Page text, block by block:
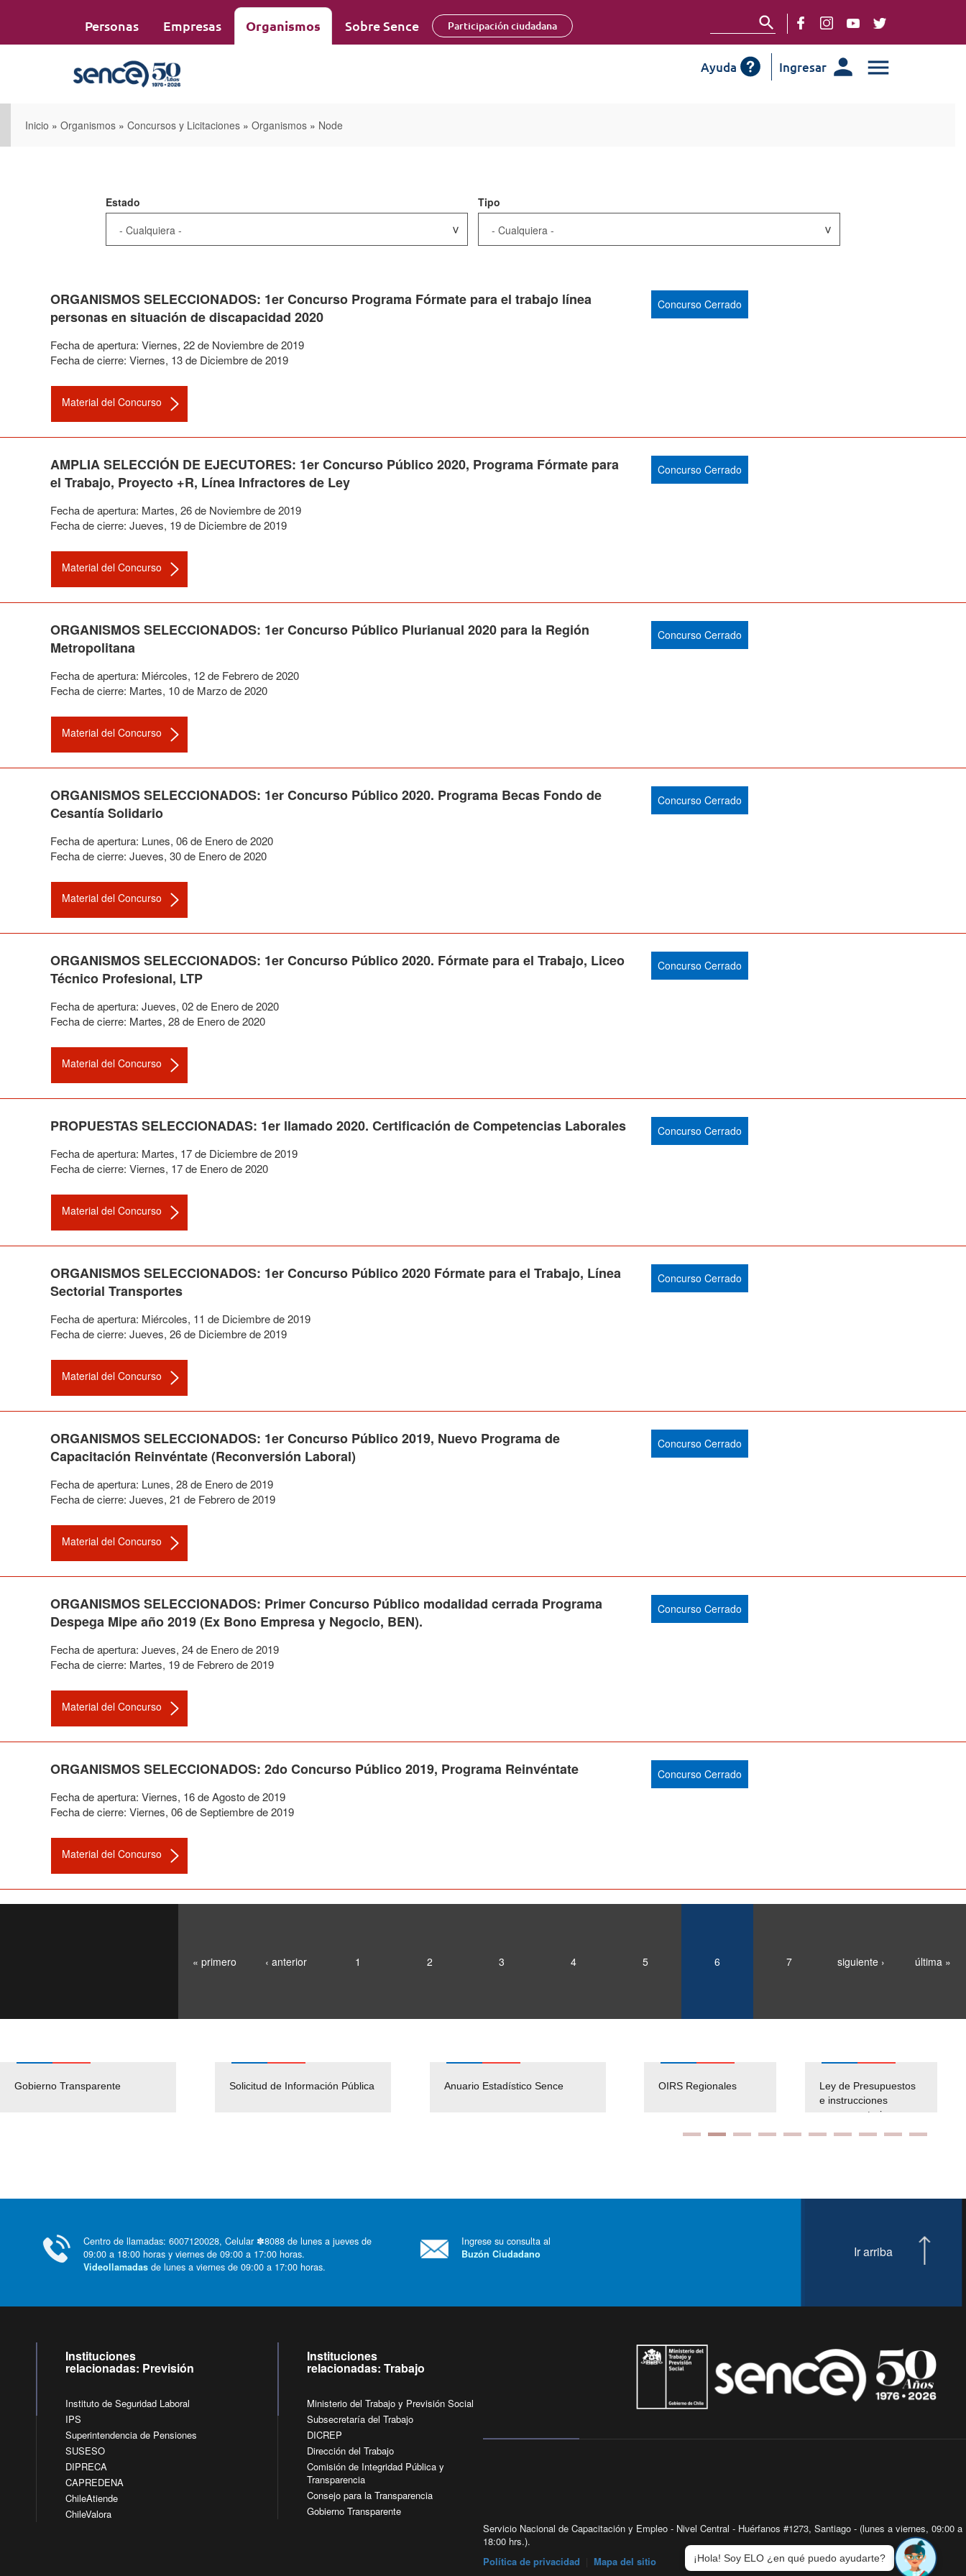
Personas Empresas Organismos Sobre Sence Participación ciudadana
Ingresar
Ayuda
Inicio » Organismos » Concursos y Licitaciones » Organismos » Node
Estado Tipo
ORGANISMOS SELECCIONADOS: 1er Concurso Programa Fórmate para el trabajo línea
personas en situación de discapacidad 2020
Fecha de apertura: Viernes, 22de Noviembrede2019
Fecha de cierre: Viernes, 13de Diciembrede2019
Material del Concurso
Concurso Cerrado
AMPLIA SELECCIÓN DE EJECUTORES: 1er Concurso Público 2020, Programa Fórmate para
el Trabajo, Proyecto +R, Línea Infractores de Ley
Fecha de apertura: Martes, 26de Noviembrede2019
Fecha de cierre: Jueves, 19de Diciembrede2019
Material del Concurso
Concurso Cerrado
ORGANISMOS SELECCIONADOS: 1er Concurso Público Plurianual 2020 para la Región
Metropolitana
Fecha de apertura: Miércoles, 12de Febrerode2020
Fecha de cierre: Martes, 10de Marzode2020
Material del Concurso
Concurso Cerrado
ORGANISMOS SELECCIONADOS: 1er Concurso Público 2020. Programa Becas Fondo de
Cesantía Solidario
Fecha de apertura: Lunes, 06de Enerode2020
Fecha de cierre: Jueves, 30de Enerode2020
Material del Concurso
Concurso Cerrado
ORGANISMOS SELECCIONADOS: 1er Concurso Público 2020. Fórmate para el Trabajo, Liceo
Técnico Profesional, LTP
Fecha de apertura: Jueves, 02de Enerode2020
Fecha de cierre: Martes, 28de Enerode2020
Material del Concurso
Concurso Cerrado
PROPUESTAS SELECCIONADAS: 1er llamado 2020. Certificación de Competencias Laborales
Fecha de apertura: Martes, 17de Diciembrede2019
Fecha de cierre: Viernes, 17de Enerode2020
Material del Concurso
Concurso Cerrado
ORGANISMOS SELECCIONADOS: 1er Concurso Público 2020 Fórmate para el Trabajo, Línea
Sectorial Transportes
Fecha de apertura: Miércoles, 11 de Diciembrede2019
Fecha de cierre: Jueves, 26de Diciembrede2019
Material del Concurso
Concurso Cerrado
ORGANISMOS SELECCIONADOS: 1er Concurso Público 2019, Nuevo Programa de
Capacitación Reinvéntate (Reconversión Laboral)
Fecha de apertura: Lunes, 28de Enerode2019
Fecha de cierre: Jueves, 21 de Febrerode2019
Material del Concurso
Concurso Cerrado
ORGANISMOS SELECCIONADOS: Primer Concurso Público modalidad cerrada Programa
Despega Mipe año 2019 (Ex Bono Empresa y Negocio, BEN).
Fecha de apertura: Jueves, 24de Enerode2019
Fecha de cierre: Martes, 19de Febrerode2019
Material del Concurso
Concurso Cerrado
ORGANISMOS SELECCIONADOS: 2do Concurso Público 2019, Programa Reinvéntate
Fecha de apertura: Viernes, 16deAgostode2019
Fecha de cierre: Viernes, 06deSeptiembrede2019
Material del Concurso
Concurso Cerrado
« primero ‹ anterior 1 2 3 4 5 6 7 siguiente › última »
Gobierno Transparente Solicitud de Información Pública Anuario Estadístico Sence
Pago Proveedores
Empleos Públicos
Solicitud Audiencias y
OIRS Regionales
Ley de Presupuestos
e instrucciones
presuspuetarias
Centro de llamadas: 6007120028, Celular ✽8088 de lunes a jueves de
09:00 a 18:00 horas y viernes de 09:00 a 17:00 horas.
Videollamadas de lunes a viernes de 09:00 a 17:00 horas.
Ingrese su consulta al
Buzón Ciudadano Ir arriba
Instituciones
relacionadas: Previsión
Instituto de Seguridad Laboral
IPS
Superintendencia de Pensiones
SUSESO
DIPRECA
CAPREDENA
ChileAtiende
ChileValora
Instituciones
relacionadas: Trabajo
Ministerio del Trabajo y Previsión Social
Subsecretaría del Trabajo
DICREP
Dirección del Trabajo
Comisión de Integridad Pública y
Transparencia
Consejo para la Transparencia
Gobierno Transparente
Servicio Nacional de Capacitación y Empleo - Nivel Central - Huérfanos #1273, Santiago - (lunes a viernes, 09:00 a
18:00 hrs.).
Política de privacidad
Mapa del sitio ¡Hola! Soy ELO ¿en qué puedo ayudarte?